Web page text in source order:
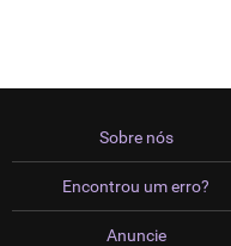
Sobre nós
Encontrou um erro?
Anuncie